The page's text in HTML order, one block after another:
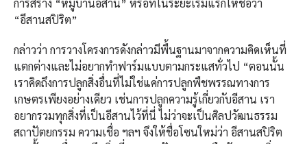
การสร้าง “หมู่บ้านอีสาน” หรือที่ในระยะเริ่มแรกให้ชื่อว่า
“อีสานสปิริต”
กล่าวว่า การวางโครงการดังกล่าวมีพื้นฐานมาจากความคิดเห็นที่
แตกต่างและไม่อยากทำฟาร์มแบบตามกระแสทั่วไป “ตอนนั้น
เราคิดถึงการปลูกสิ่งอื่นที่ไม่ใช่แค่การปลูกพืชพรรณทางการ
เกษตรเพียงอย่างเดียว เช่นการปลูกความรู้เกี่ยวกับอีสาน เรา
อยากรวมทุกสิ่งที่เป็นอีสานไว้ที่นี่ ไม่ว่าจะเป็นศิลปวัฒนธรรม
สถาปัตยกรรม ความเชื่อ ฯลฯ จึงให้ชื่อโซนใหม่ว่า อีสานสปิริต